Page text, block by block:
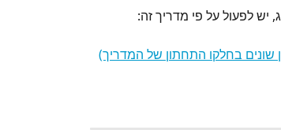
יש לפעול על פי מדריך זה:
שונים בחלקו התחתון של המדריך)